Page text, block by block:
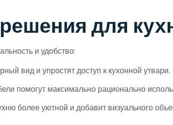
для
и удобство:
вид и упростят доступ к кухонной утвари.
помогут максимально рационально
более уютной и добавит визуального